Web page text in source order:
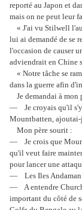
reporté au Japon et
mais on ne peut leur
« J'ai vu Stilwell
lui ai demandé de se
l'occasion de causer
adviendrait en Chine
« Notre tâche se
dans la guerre afin
Je demandai à mon
— Je croyais qu'il s'y
Mountbatten, ajoutai-
Mon père sourit :
— Je crois que
qu'il veut faire
pour lancer une
— Les Iles Andaman
— A entendre
important du côté de